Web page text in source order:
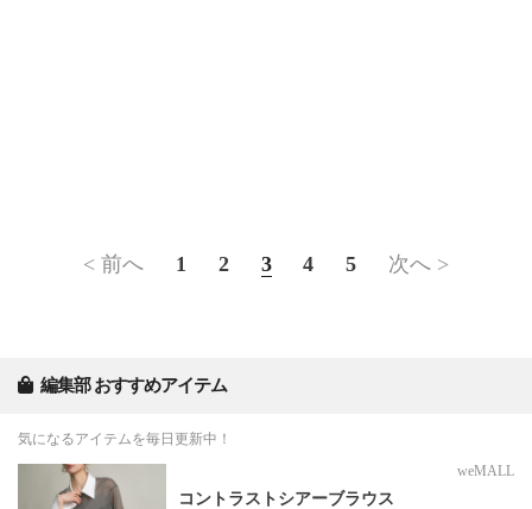
< 前へ 1 2 3 4 5 次へ >
編集部 おすすめアイテム
気になるアイテムを毎日更新中！
weMALL
コントラストシアーブラウス